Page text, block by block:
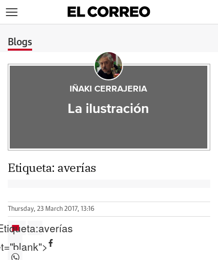
Blogs
IÑAKI CERRAJERIA
La ilustración
Etiqueta: averías
Thursday, 23 March 2017, 13:16
averías